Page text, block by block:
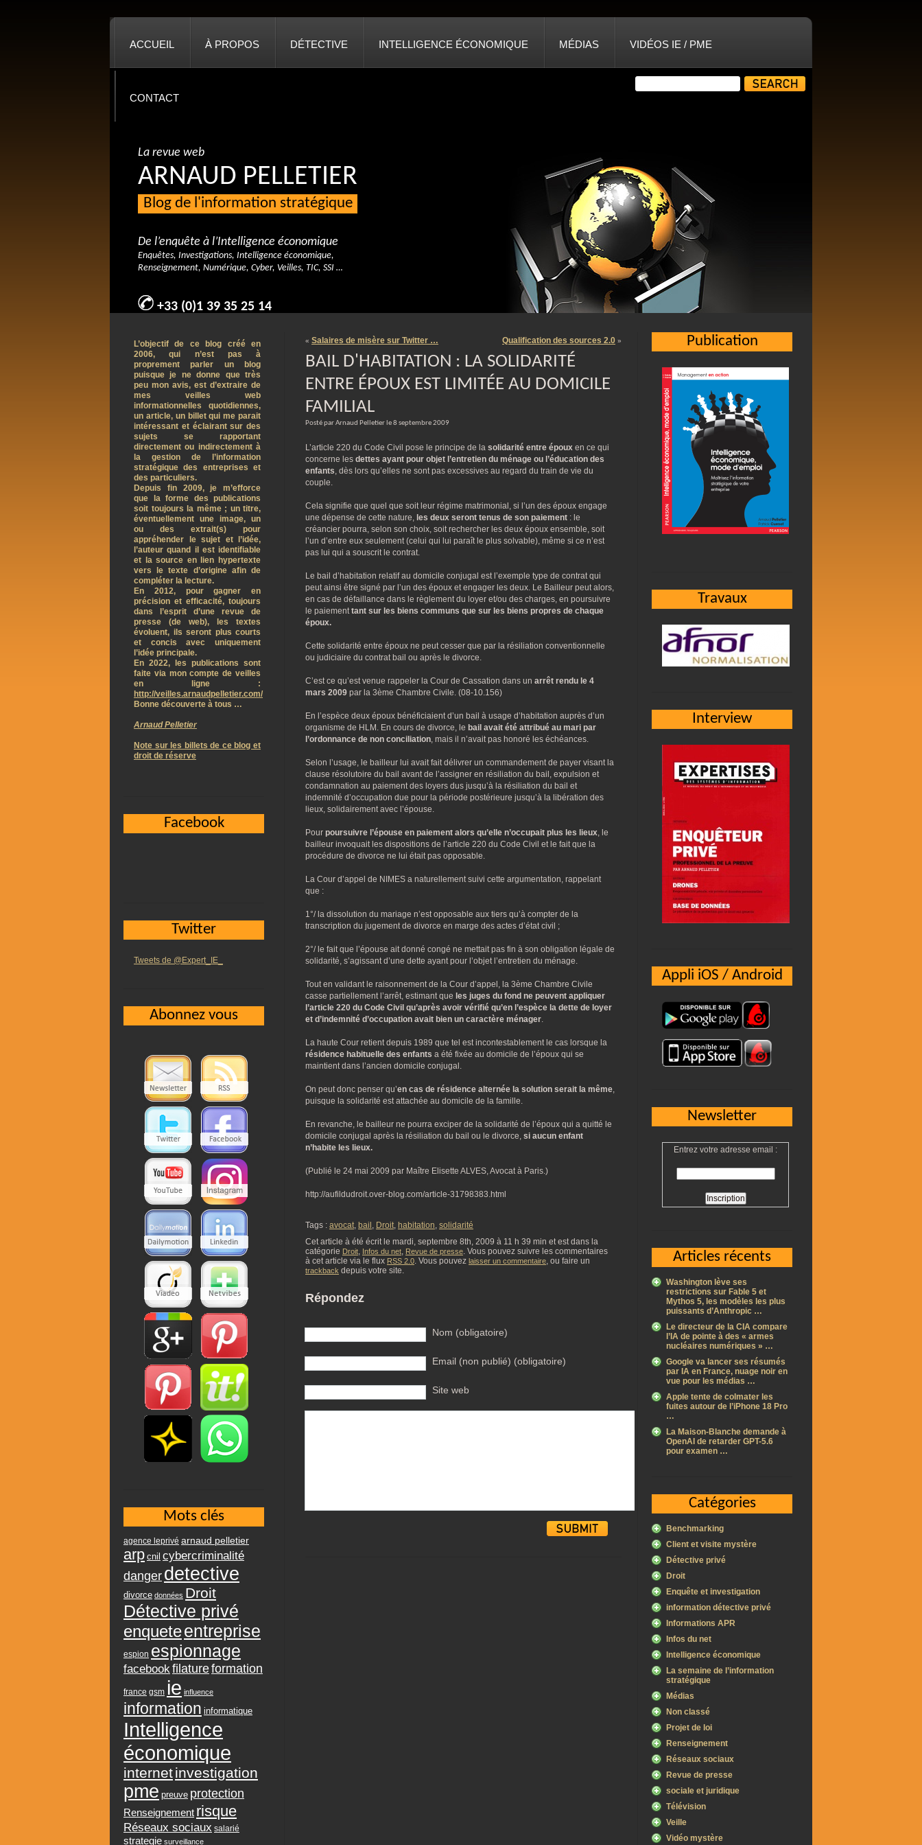
ACCUEIL À PROPOS DÉTECTIVE INTELLIGENCE ÉCONOMIQUE MÉDIAS VIDÉOS IE / PME
CONTACT
La revue web
ARNAUD PELLETIER
Blog de l'information stratégique
De l’enquête à l’Intelligence économique
Enquêtes, Investigations, Intelligence économique,
Renseignement, Numérique, Cyber, Veilles, TIC, SSI …
+33 (0)1 39 35 25 14
« Salaires de misère sur Twitter … Qualification des sources 2.0 »
BAIL D'HABITATION : LA SOLIDARITÉ
ENTRE ÉPOUX EST LIMITÉE AU DOMICILE
FAMILIAL
Posté par Arnaud Pelletier le 8 septembre 2009
L’article 220 du Code Civil pose le principe de la solidarité entre époux en ce qui
concerne les dettes ayant pour objet l’entretien du ménage ou l’éducation des
enfants, dès lors qu’elles ne sont pas excessives au regard du train de vie du
couple.
Cela signifie que quel que soit leur régime matrimonial, si l’un des époux engage
une dépense de cette nature, les deux seront tenus de son paiement : le
créancier pourra, selon son choix, soit rechercher les deux époux ensemble, soit
l’un d’entre eux seulement (celui qui lui paraît le plus solvable), même si ce n’est
pas lui qui a souscrit le contrat.
Le bail d’habitation relatif au domicile conjugal est l’exemple type de contrat qui
peut ainsi être signé par l’un des époux et engager les deux. Le Bailleur peut alors,
en cas de défaillance dans le règlement du loyer et/ou des charges, en poursuivre
le paiementtant sur les biens communs que sur les biens propres de chaque
époux.
Cette solidarité entre époux ne peut cesser que par la résiliation conventionnelle
ou judiciaire du contrat bail ou après le divorce.
C’est ce qu’est venue rappeler la Cour de Cassation dans un arrêt rendu le 4
mars 2009 par la 3ème Chambre Civile. (08-10.156)
En l’espèce deux époux bénéficiaient d’un bail à usage d’habitation auprès d’un
organisme de HLM. En cours de divorce, le bail avait été attribué au mari par
l’ordonnance de non conciliation, mais il n’avait pas honoré les échéances.
Selon l’usage, le bailleur lui avait fait délivrer un commandement de payer visant la
clause résolutoire du bail avant de l’assigner en résiliation du bail, expulsion et
condamnation au paiement des loyers dus jusqu’à la résiliation du bail et
indemnité d’occupation due pour la période postérieure jusqu’à la libération des
lieux, solidairement avec l’épouse.
Pour poursuivre l’épouse en paiement alors qu’elle n’occupait plus les lieux, le
bailleur invoquait les dispositions de l’article 220 du Code Civil et le fait que la
procédure de divorce ne lui était pas opposable.
La Cour d’appel de NIMES a naturellement suivi cette argumentation, rappelant
que :
1°/ la dissolution du mariage n’est opposable aux tiers qu’à compter de la
transcription du jugement de divorce en marge des actes d’état civil ;
2°/ le fait que l’épouse ait donné congé ne mettait pas fin à son obligation légale de
solidarité, s’agissant d’une dette ayant pour l’objet l’entretien du ménage.
Tout en validant le raisonnement de la Cour d’appel, la 3ème Chambre Civile
casse partiellement l’arrêt, estimant que les juges du fond ne peuvent appliquer
l’article 220 du Code Civil qu’après avoir vérifié qu’en l’espèce la dette de loyer
et d’indemnité d’occupation avait bien un caractère ménager.
La haute Cour retient depuis 1989 que tel est incontestablement le cas lorsque la
résidence habituelle des enfants a été fixée au domicile de l’époux qui se
maintient dans l’ancien domicile conjugal.
On peut donc penser qu’en cas de résidence alternée la solution serait la même,
puisque la solidarité est attachée au domicile de la famille.
En revanche, le bailleur ne pourra exciper de la solidarité de l’époux qui a quitté le
domicile conjugal après la résiliation du bail ou le divorce, si aucun enfant
n’habite les lieux.
(Publié le 24 mai 2009 par Maître Elisette ALVES, Avocat à Paris.)
http://aufildudroit.over-blog.com/article-31798383.html
Tags : avocat, bail , Droit, habitation, solidarité
Cet article à été écrit le mardi, septembre 8th, 2009 à 11 h 39 min et est dans la
catégorie Droit, Infos du net, Revue de presse. Vous pouvez suivre les commentaires
à cet article via le flux RSS 2.0. Vous pouvez laisser un commentaire, ou faire un
trackback depuis votre site.
Répondez
Nom (obligatoire)
Email (non publié) (obligatoire)
Site web
Publication
Travaux
Interview
Appli iOS / Android
Newsletter
Entrez votre adresse email :
Articles récents
Washington lève ses
restrictions sur Fable 5 et
Mythos 5, les modèles les plus
puissants d’Anthropic …
Le directeur de la CIA compare
l’IA de pointe à des « armes
nucléaires numériques » …
Google va lancer ses résumés
par IA en France, nuage noir en
vue pour les médias …
Apple tente de colmater les
fuites autour de l’iPhone 18 Pro
…
La Maison-Blanche demande à
OpenAI de retarder GPT-5.6
pour examen …
Catégories
Benchmarking
Client et visite mystère
Détective privé
Droit
Enquête et investigation
information détective privé
Informations APR
Infos du net
Intelligence économique
La semaine de l’information
stratégique
Médias
Non classé
Projet de loi
Renseignement
Réseaux sociaux
Revue de presse
sociale et juridique
Télévision
Veille
Vidéo mystère
L’objectif de ce blog créé en
2006, qui n’est pas à
proprement parler un blog
puisque je ne donne que très
peu mon avis, est d’extraire de
mes veilles web
informationnelles quotidiennes,
un article, un billet qui me parait
intéressant et éclairant sur des
sujets se rapportant
directement ou indirectement à
la gestion de l’information
stratégique des entreprises et
des particuliers.
Depuis fin 2009, je m’efforce
que la forme des publications
soit toujours la même ; un titre,
éventuellement une image, un
ou des extrait(s) pour
appréhender le sujet et l’idée,
l’auteur quand il est identifiable
et la source en lien hypertexte
vers le texte d’origine afin de
compléter la lecture.
En 2012, pour gagner en
précision et efficacité, toujours
dans l’esprit d’une revue de
presse (de web), les textes
évoluent, ils seront plus courts
et concis avec uniquement
l’idée principale.
En 2022, les publications sont
faite via mon compte de veilles
en ligne :
http://veilles.arnaudpelletier.com/
Bonne découverte à tous …
Arnaud Pelletier
Note sur les billets de ce blog et
droit de réserve
Facebook
Twitter
Tweets de @Expert_IE_
Abonnez vous
Mots clés
agence leprivé arnaud pelletier
arp cnil cybercriminalité
danger detective
divorce données Droit
Détective privé
enqueteentreprise
espion espionnage
facebookfilatureformation
france gsm ie influence
information informatique
Intelligence
économique
internetinvestigation
pme preuve protection
Renseignement risque
Réseaux sociaux salarié
strategie surveillance